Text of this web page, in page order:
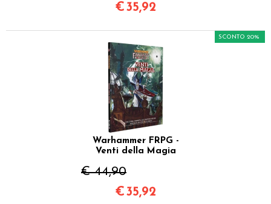
€35,92
Warhammer FRPG -
Venti della Magia
€ 44,90
SCONTO 20%
€35,92